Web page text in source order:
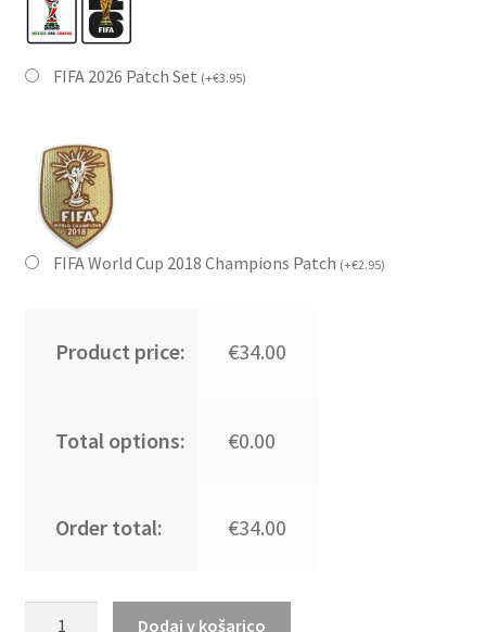
FIFA 2026 Patch Set (+€3.95)
FIFA World Cup 2018 Champions Patch (+€2.95)
Product price: €34.00
Total options: €0.00
Order total: €34.00
Dodaj v košarico